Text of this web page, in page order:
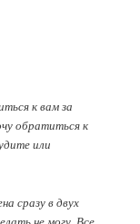
к вам за
обратиться к
или
сразу в двух